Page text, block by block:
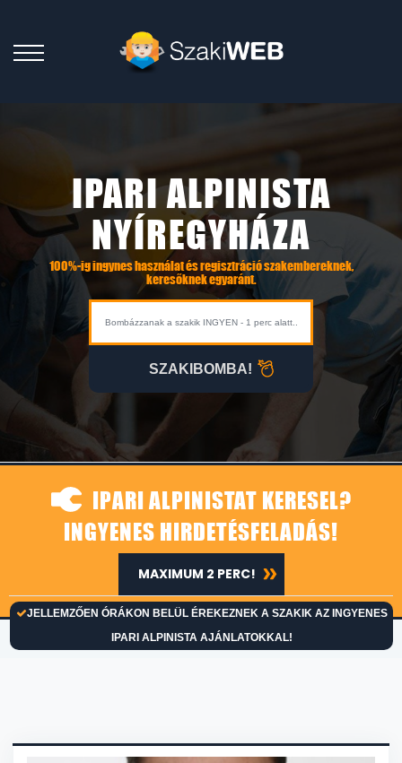
IPARI ALPINISTA
NYÍREGYHÁZA
100%-ig ingynes használat és regisztráció szakembereknek,
keresőknek egyaránt.
SZAKIBOMBA!
IPARI ALPINISTAT KERESEL?
INGYENES HIRDETÉSFELADÁS!
JELLEMZŐEN ÓRÁKON BELÜL ÉREKEZNEK A SZAKIK AZ INGYENES
IPARI ALPINISTA AJÁNLATOKKAL!
MAXIMUM 2 PERC!